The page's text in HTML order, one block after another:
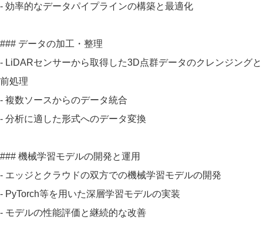
- 効率的なデータパイプラインの構築と最適化
### データの加工・整理
- LiDARセンサーから取得した3D点群データのクレンジングと
前処理
- 複数ソースからのデータ統合
- 分析に適した形式へのデータ変換
### 機械学習モデルの開発と運用
- エッジとクラウドの双方での機械学習モデルの開発
- PyTorch等を用いた深層学習モデルの実装
- モデルの性能評価と継続的な改善